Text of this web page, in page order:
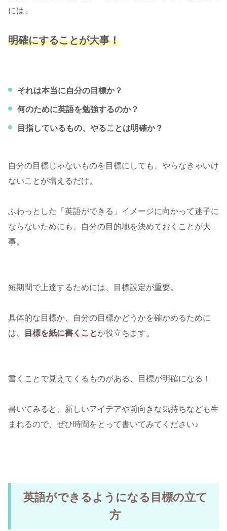
には、
明確にすることが大事！
それは本当に自分の目標か？
何のために英語を勉強するのか？
目指しているもの、やることは明確か？
自分の目標じゃないものを目標にしても、やらなきゃいけ
ないことが増えるだけ。
ふわっとした「英語ができる」イメージに向かって迷子に
ならないためにも、自分の目的地を決めておくことが大
事。
短期間で上達するためには、目標設定が重要。
具体的な目標か、自分の目標かどうかを確かめるために
は、
目標を紙に書くことが役立ちます。
書くことで見えてくるものがある、目標が明確になる！
書いてみると、新しいアイデアや前向きな気持ちなども生
まれるので、ぜひ時間をとって書いてみてください♪
英語ができるようになる目標の立て
方